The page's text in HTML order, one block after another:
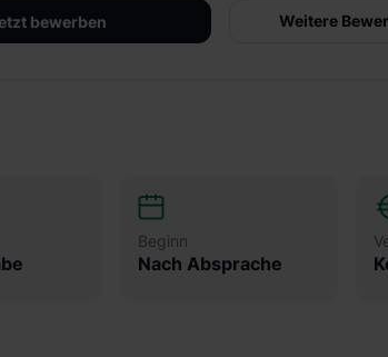
bewerben Weitere
Beginn
Nach Absprache